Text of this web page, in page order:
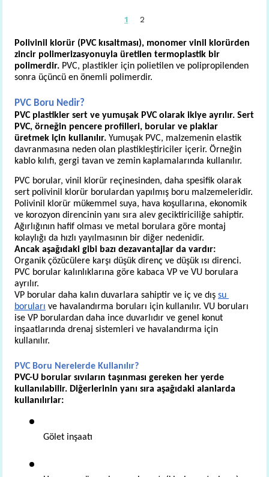
1 2
Polivinil klorür (PVC kısaltması), monomer vinil klorürden
zincir polimerizasyonuyla üretilen termoplastik bir
polimerdir. PVC, plastikler için polietilen ve polipropilenden
sonra üçüncü en önemli polimerdir.
PVC Boru Nedir?
PVC plastikler sert ve yumuşak PVC olarak ikiye ayrılır. Sert
PVC, örneğin pencere profilleri, borular ve plaklar
üretmek için kullanılır. Yumuşak PVC, malzemenin elastik
davranmasına neden olan plastikleştiriciler içerir. Örneğin
kablo kılıfı, gergi tavan ve zemin kaplamalarında kullanılır.
PVC borular, vinil klorür reçinesinden, daha spesifik olarak
sert polivinil klorür borulardan yapılmış boru malzemeleridir.
Polivinil klorür mükemmel suya, hava koşullarına, ekonomik
ve korozyon direncinin yanı sıra alev geciktiriciliğe sahiptir.
Ağırlığının hafif olması ve metal borulara göre montaj
kolaylığı da hızlı yayılmasının bir diğer nedenidir.
Ancak aşağıdaki gibi bazı dezavantajlar da vardır:
Organik çözücülere karşı düşük direnç ve düşük ısı direnci.
PVC borular kalınlıklarına göre kabaca VP ve VU borulara
ayrılır.
VP borular daha kalın duvarlara sahiptir ve iç ve dış su
boruları ve havalandırma boruları için kullanılır. VU boruları
ise VP borulardan daha ince duvarlıdır ve genel konut
inşaatlarında drenaj sistemleri ve havalandırma için
kullanılır.
PVC Boru Nerelerde Kullanılır?
PVC-U borular sıvıların taşınması gereken her yerde
kullanılabilir. Diğerlerinin yanı sıra aşağıdaki alanlarda
kullanılırlar:
Gölet inşaatı